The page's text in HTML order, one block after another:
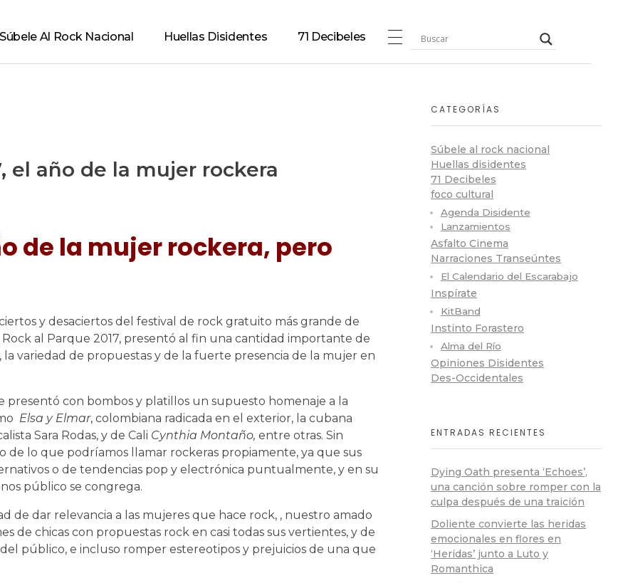
Súbele Al Rock Nacional Huellas Disidentes 71 Decibeles
el año de la mujer rockera
de la mujer rockera, pero
y desaciertos del festival de rock gratuito más grande de
al Parque 2017, presentó al fin una cantidad importante de
variedad de propuestas y de la fuerte presencia de la mujer en
presentó con bombos y platillos un supuesto homenaje a la
Elsa y Elmar, colombiana radicada en el exterior, la cubana
Sara Rodas, y de Cali Cynthia Montaño, entre otras. Sin
lo que podríamos llamar rockeras propiamente, ya que sus
o de tendencias pop y electrónica puntualmente, y en su
público se congrega.
de dar relevancia a las mujeres que hace rock, , nuestro amado
de chicas con propuestas rock en casi todas sus vertientes, y de
público, e incluso romper estereotipos y prejuicios de una que
CATEGORÍAS
Súbele al rock nacional
Huellas disidentes
71 Decibeles
foco cultural
Agenda Disidente
Lanzamientos
Asfalto Cinema
Narraciones Transeúntes
El Calendario del Escarabajo
Inspírate
KitBand
Instinto Forastero
Alma del Río
Opiniones Disidentes
Des-Occidentales
ENTRADAS RECIENTES
Dying Oath presenta ‘Echoes’,
una canción sobre romper con la
culpa después de una traición
Doliente convierte las heridas
emocionales en flores en
‘Heridas’ junto a Luto y
Romanthica